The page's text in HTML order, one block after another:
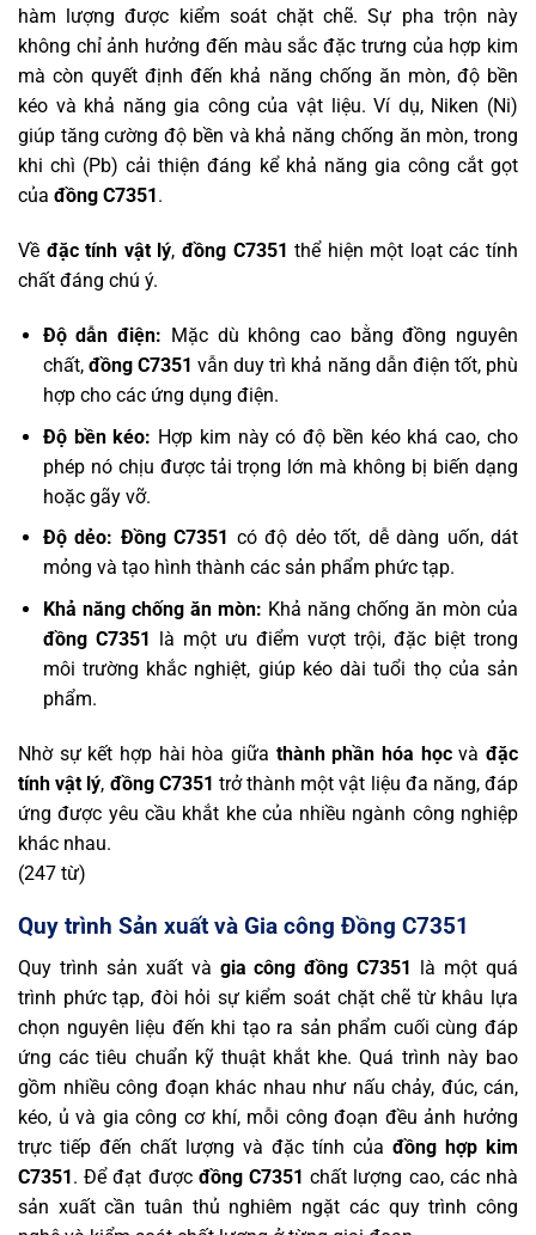
hàm lượng được kiểm soát chặt chẽ. Sự pha trộn này
không chỉ ảnh hưởng đến màu sắc đặc trưng của hợp kim
mà còn quyết định đến khả năng chống ăn mòn, độ bền
kéo và khả năng gia công của vật liệu. Ví dụ, Niken (Ni)
giúp tăng cường độ bền và khả năng chống ăn mòn, trong
khi chì (Pb) cải thiện đáng kể khả năng gia công cắt gọt
của đồng C7351 .
Về đặc tính vật lý, đồng C7351 thể hiện một loạt các tính
chất đáng chú ý.
Độ dẫn điện: Mặc dù không cao bằng đồng nguyên
chất, đồng C7351 vẫn duy trì khả năng dẫn điện tốt, phù
hợp cho các ứng dụng điện.
Độ bền kéo: Hợp kim này có độ bền kéo khá cao, cho
phép nó chịu được tải trọng lớn mà không bị biến dạng
hoặc gãy vỡ.
Độ dẻo: Đồng C7351 có độ dẻo tốt, dễ dàng uốn, dát
mỏng và tạo hình thành các sản phẩm phức tạp.
Khả năng chống ăn mòn: Khả năng chống ăn mòn của
đồng C7351 là một ưu điểm vượt trội, đặc biệt trong
môi trường khắc nghiệt, giúp kéo dài tuổi thọ của sản
phẩm.
Nhờ sự kết hợp hài hòa giữa thành phần hóa họcvàđặc
tính vật lý, đồng C7351 trở thành một vật liệu đa năng, đáp
ứng được yêu cầu khắt khe của nhiều ngành công nghiệp
khác nhau.
(247 từ)
Quy trình Sản xuất và Gia công Đồng C7351
Quy trình sản xuất và gia công đồng C7351 là một quá
trình phức tạp, đòi hỏi sự kiểm soát chặt chẽ từ khâu lựa
chọn nguyên liệu đến khi tạo ra sản phẩm cuối cùng đáp
ứng các tiêu chuẩn kỹ thuật khắt khe. Quá trình này bao
gồm nhiều công đoạn khác nhau như nấu chảy, đúc, cán,
kéo, ủ và gia công cơ khí, mỗi công đoạn đều ảnh hưởng
trực tiếp đến chất lượng và đặc tính của đồng hợp kim
C7351. Để đạt được đồng C7351 chất lượng cao, các nhà
sản xuất cần tuân thủ nghiêm ngặt các quy trình công